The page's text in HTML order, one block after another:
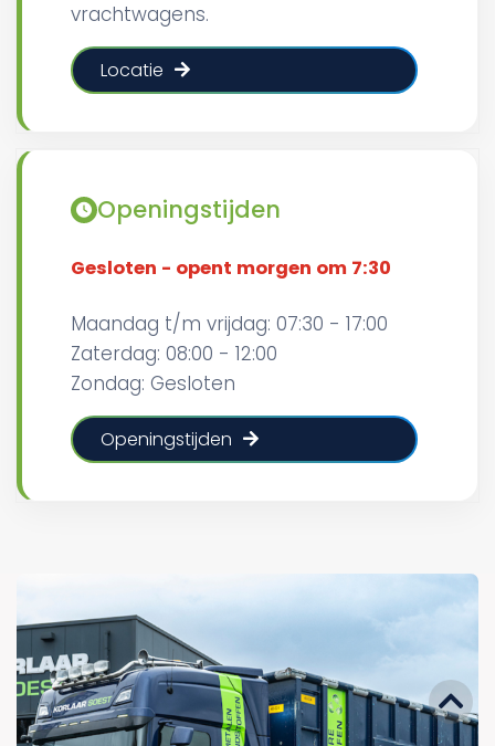
vrachtwagens.
Locatie
Openingstijden
Gesloten - opent morgen om 7:30
Maandag t/m vrijdag: 07:30 - 17:00
Zaterdag: 08:00 - 12:00
Zondag: Gesloten
Openingstijden